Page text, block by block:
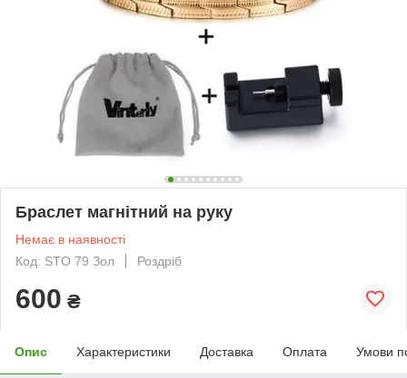
Браслет магнітний на руку
Немає в наявності
Код: STO 79 Зол
Роздріб
600 ₴
Опис Характеристики Доставка Оплата Умови